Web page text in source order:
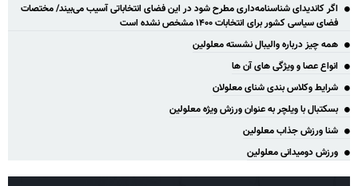
اگر کاندیدای شناسنامه‌‎داری مطرح شود در این فضای انتخاباتی آسیب می‌بیند/ مختصات
فضای سیاسی کشور برای انتخابات ۱۴۰۰ مشخص نشده است
همه چیز درباره والیبال نشسته معلولین
انواع عصا و ویژگی های آن ها
شرایط وکلاس بندی شنای معلولان
بسکتبال با ویلچر به عنوان ورزش ویژه معلولین
شنا ورزش جذاب معلولین
ورزش دومیدانی معلولین